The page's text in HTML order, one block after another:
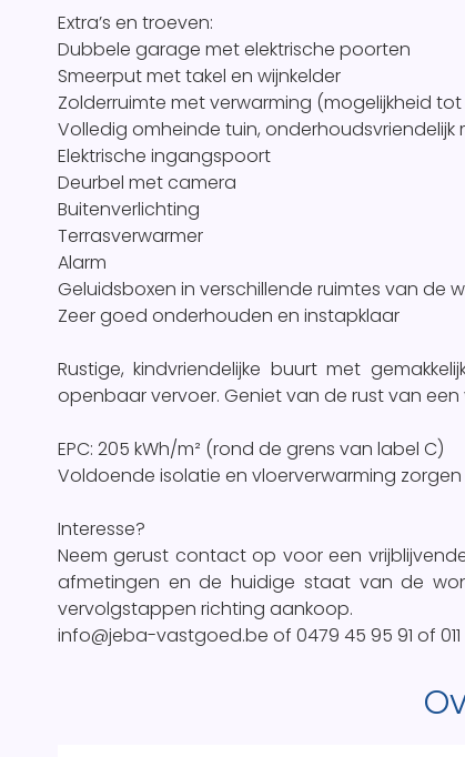
Extra’s en troeven:
Dubbele garage met elektrische poorten
Smeerput met takel en wijnkelder
Zolderruimte met verwarming (mogelijkheid
Volledig omheinde tuin,
Elektrische ingangspoort
Deurbel met camera
Buitenverlichting
Terrasverwarmer
Alarm
Geluidsboxen in verschillende ruimtes van de
Zeer goed onderhouden en instapklaar
Rustige, kindvriendelijke buurt met
openbaar vervoer. Geniet van de rust van
EPC: 205 kWh/m² (rond de grens van label C)
Voldoende isolatie en vloerverwarming
Interesse?
Neem gerust contact op voor een
afmetingen en de huidige staat van de
vervolgstappen richting aankoop.
info@jeba-vastgoed.be of 0479 45 95 91 of